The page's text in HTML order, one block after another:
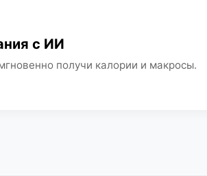
с ИИ
получи калории и макросы.